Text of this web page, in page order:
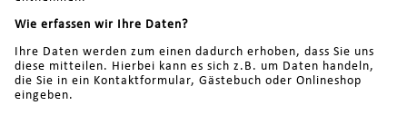
Wie erfassen wir Ihre Daten?
Ihre Daten werden zum einen dadurch erhoben, dass Sie uns
diese mitteilen. Hierbei kann es sich z.B. um Daten handeln,
die Sie in ein Kontaktformular, Gästebuch oder Onlineshop
eingeben.